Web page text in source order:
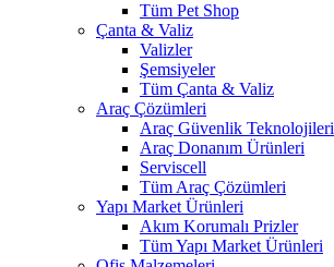
Tüm Pet Shop
Çanta & Valiz
Valizler
Şemsiyeler
Tüm Çanta & Valiz
Araç Çözümleri
Araç Güvenlik Teknolojileri
Araç Donanım Ürünleri
Serviscell
Tüm Araç Çözümleri
Yapı Market Ürünleri
Akım Korumalı Prizler
Tüm Yapı Market Ürünleri